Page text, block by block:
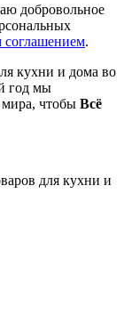
добровольное
соглашением.
кухни и дома во
год мы
мира, чтобы Всё
для кухни и